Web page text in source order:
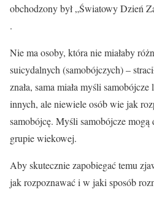
obchodzony był „Światowy Dzień
.
Nie ma osoby, która nie miałaby
suicydalnych (samobójczych) –
znała, sama miała myśli
innych, ale niewiele osób wie jak
samobójcę. Myśli samobójcze mogą
grupie wiekowej.
Aby skutecznie zapobiegać temu
jak rozpoznawać i w jaki sposób